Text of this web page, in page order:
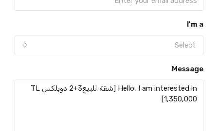
I'm a
Select
Message